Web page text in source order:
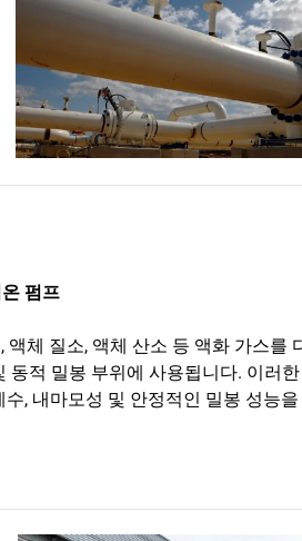
펌프
액체 질소, 액체 산소 등 액화 가스를
동적 밀봉 부위에 사용됩니다. 이러
수, 내마모성 및 안정적인 밀봉 성능